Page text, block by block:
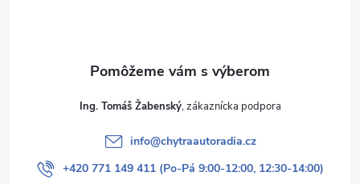
Ing. Tomáš Žabenský
info@chytraautoradia.cz
+420 771 149 411 (Po-Pá 9:00-12:00, 12:30-14:00)